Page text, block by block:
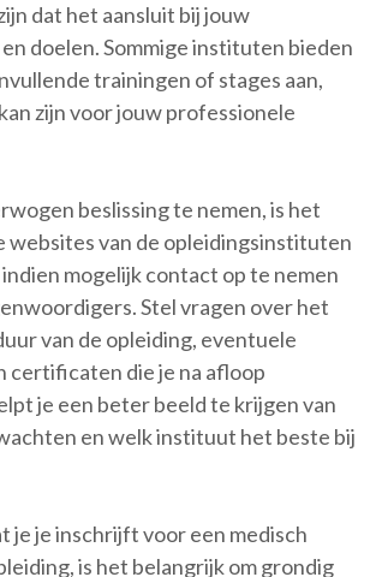
dat het aansluit bij jouw
doelen. Sommige instituten bieden
trainingen of stages aan,
zijn voor jouw professionele
beslissing te nemen, is het
websites van de opleidingsinstituten
mogelijk contact op te nemen
Stel vragen over het
van de opleiding, eventuele
certificaten die je na afloop
je een beter beeld te krijgen van
en welk instituut het beste bij
je je inschrijft voor een medisch
is het belangrijk om grondig